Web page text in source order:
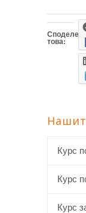
Споделете
това:
Курс
Курс
Курс